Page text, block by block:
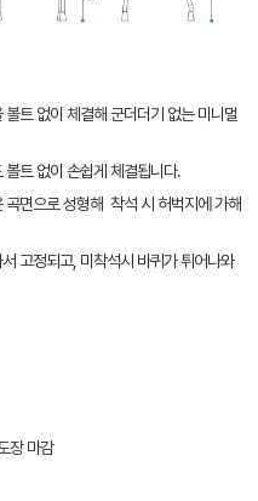
트 없이 체결해 군더더기 없는 미니멀
트 없이 손쉽게 체결됩니다.
면으로 성형해 착석 시 허벅지에 가해
고정되고, 미착석시 바퀴가 튀어나와
장 마감